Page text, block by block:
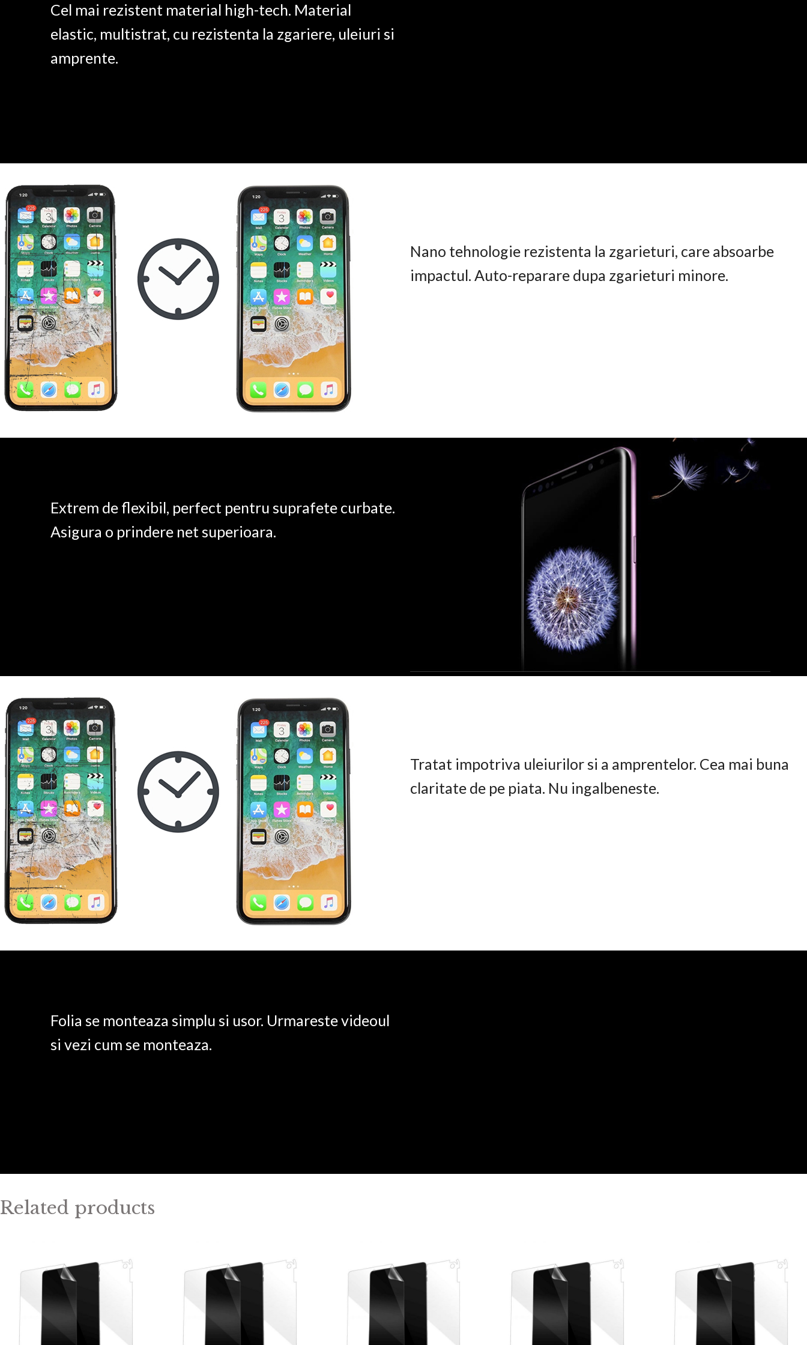
Cel mai rezistent material high-tech. Material
elastic, multistrat, cu rezistenta la zgariere, uleiuri si
amprente.
Nano tehnologie rezistenta la zgarieturi, care absoarbe
impactul. Auto-reparare dupa zgarieturi minore.
Extrem de flexibil, perfect pentru suprafete curbate.
Asigura o prindere net superioara.
Tratat impotriva uleiurilor si a amprentelor. Cea mai buna
claritate de pe piata. Nu ingalbeneste.
Folia se monteaza simplu si usor. Urmareste videoul
si vezi cum se monteaza.
Related products